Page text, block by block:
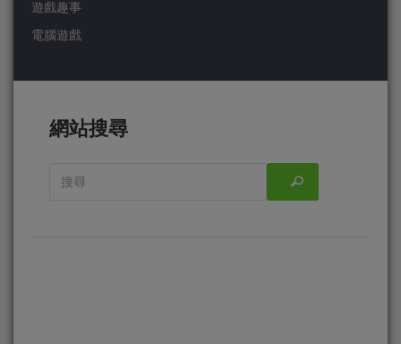
遊戲趣事
電腦遊戲
網站搜尋